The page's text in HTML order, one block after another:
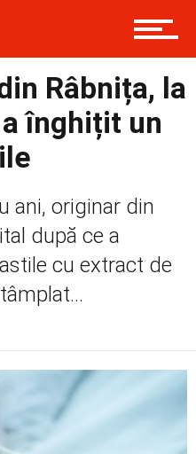
Râbnița, la
înghițit un
ani, originar din
după ce a
cu extract de